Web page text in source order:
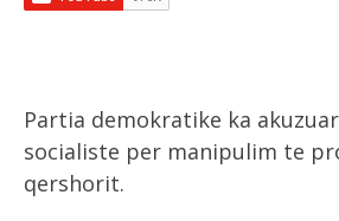
Partia demokratike ka
socialiste per manipulim te
qershorit.